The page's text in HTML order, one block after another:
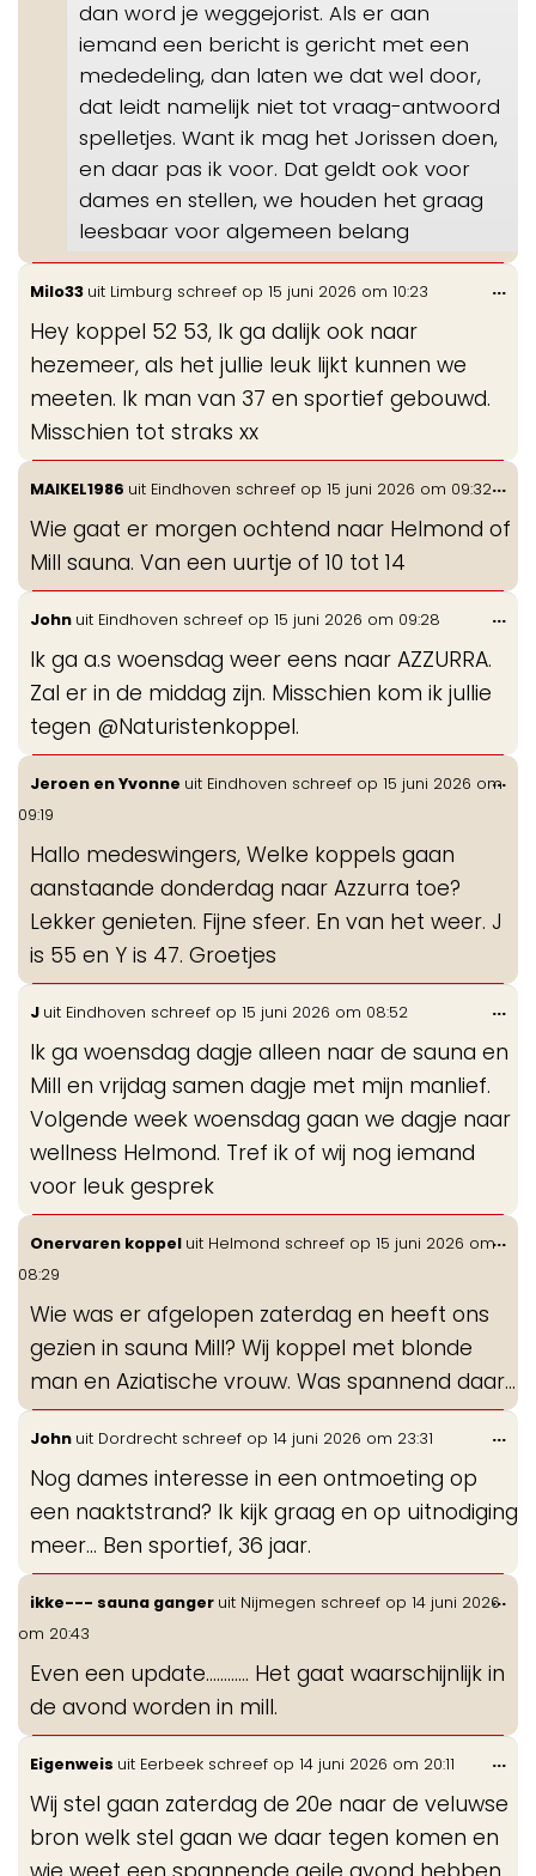
dan word je weggejorist. Als er aan
iemand een bericht is gericht met een
mededeling, dan laten we dat wel door,
dat leidt namelijk niet tot vraag-antwoord
spelletjes. Want ik mag het Jorissen doen,
en daar pas ik voor. Dat geldt ook voor
dames en stellen, we houden het graag
leesbaar voor algemeen belang
Milo33 uit Limburg schreef op 15 juni 2026 om 10:23
Hey koppel 52 53, Ik ga dalijk ook naar
hezemeer, als het jullie leuk lijkt kunnen we
meeten. Ik man van 37 en sportief gebouwd.
Misschien tot straks xx
...
MAIKEL1986 uit Eindhoven schreef op 15 juni 2026 om 09:32
Wie gaat er morgen ochtend naar Helmond of
Mill sauna. Van een uurtje of 10 tot 14
...
John uit Eindhoven schreef op 15 juni 2026 om 09:28
Ik ga a.s woensdag weer eens naar AZZURRA.
Zal er in de middag zijn. Misschien kom ik jullie
tegen @Naturistenkoppel.
...
Jeroen en Yvonne uit Eindhoven schreef op 15 juni 2026 om
09:19
Hallo medeswingers, Welke koppels gaan
aanstaande donderdag naar Azzurra toe?
Lekker genieten. Fijne sfeer. En van het weer. J
is 55 en Y is 47. Groetjes
...
J uit Eindhoven schreef op 15 juni 2026 om 08:52
Ik ga woensdag dagje alleen naar de sauna en
Mill en vrijdag samen dagje met mijn manlief.
Volgende week woensdag gaan we dagje naar
wellness Helmond. Tref ik of wij nog iemand
voor leuk gesprek
...
Onervaren koppel uit Helmond schreef op 15 juni 2026 om
08:29
Wie was er afgelopen zaterdag en heeft ons
gezien in sauna Mill? Wij koppel met blonde
man en Aziatische vrouw. Was spannend daar…
...
John uit Dordrecht schreef op 14 juni 2026 om 23:31
Nog dames interesse in een ontmoeting op
een naaktstrand? Ik kijk graag en op uitnodiging
meer… Ben sportief, 36 jaar.
...
ikke--- sauna ganger uit Nijmegen schreef op 14 juni 2026
om 20:43
Even een update............ Het gaat waarschijnlijk in
de avond worden in mill.
...
Eigenweis uit Eerbeek schreef op 14 juni 2026 om 20:11
Wij stel gaan zaterdag de 20e naar de veluwse
bron welk stel gaan we daar tegen komen en
...